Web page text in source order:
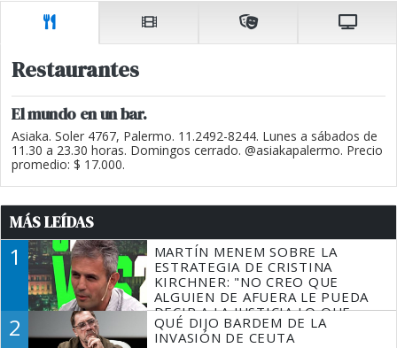
Restaurantes
El mundo en un bar.
Asiaka. Soler 4767, Palermo. 11.2492-8244. Lunes a sábados de
11.30 a 23.30 horas. Domingos cerrado. @asiakapalermo. Precio
promedio: $ 17.000.
MÁS LEÍDAS
1
MARTÍN MENEM SOBRE LA
ESTRATEGIA DE CRISTINA
KIRCHNER: "NO CREO QUE
ALGUIEN DE AFUERA LE PUEDA
DECIR A LA JUSTICIA LO QUE
TIENE QUE HACER"
2
QUÉ DIJO BARDEM DE LA
INVASIÓN DE CEUTA